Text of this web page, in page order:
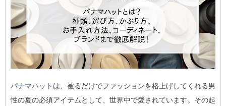
パナマハット は、被るだけでファッションを格上げしてくれる男
性の夏の必須アイテムとして、世界中で愛されています。その起